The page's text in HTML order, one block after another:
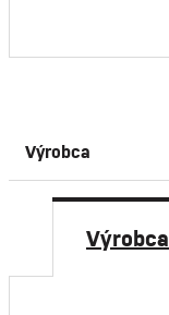
Výrobca
Výrobca